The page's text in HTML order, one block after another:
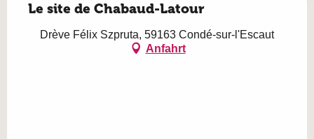
Le site de Chabaud-Latour
Drève Félix Szpruta, 59163 Condé-sur-l'Escaut
Anfahrt